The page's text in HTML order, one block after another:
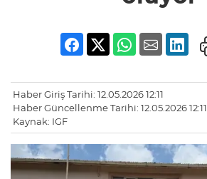
Haber Giriş Tarihi: 12.05.2026 12:11
Haber Güncellenme Tarihi: 12.05.2026 12:11
Kaynak: IGF